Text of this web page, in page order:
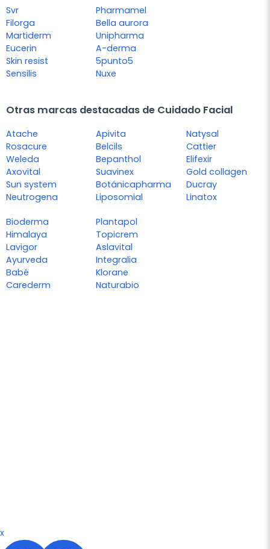
Svr
Filorga
Martiderm
Eucerin
Skin resist
Sensilis
Pharmamel
Bella aurora
Unipharma
A-derma
5punto5
Nuxe
Otras marcas destacadas de Cuidado Facial
Atache
Rosacure
Weleda
Axovital
Sun system
Neutrogena
Apivita
Belcils
Bepanthol
Suavinex
Botánicapharma
Liposomial
Natysal
Cattier
Elifexir
Gold collagen
Ducray
Linatox
Bioderma
Himalaya
Lavigor
Ayurveda
Babé
Carederm
Plantapol
Topicrem
Aslavital
Integralia
Klorane
Naturabio
x